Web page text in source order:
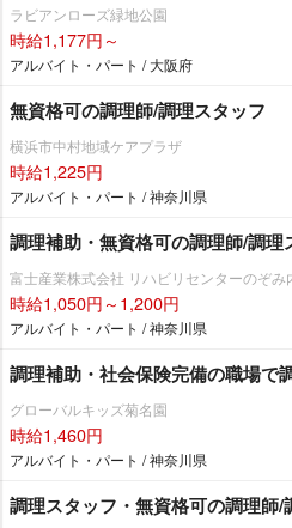
ラビアンローズ緑地公園
時給1,177円～
アルバイト・パート / 大阪府
無資格可の調理師/調理スタッフ
横浜市中村地域ケアプラザ
時給1,225円
アルバイト・パート / 神奈川県
調理補助・無資格可の調理師/調理
富士産業株式会社 リハビリセンターのぞみ
時給1,050円～1,200円
アルバイト・パート / 神奈川県
調理補助・社会保険完備の職場で
グローバルキッズ菊名園
時給1,460円
アルバイト・パート / 神奈川県
調理スタッフ・無資格可の調理師/